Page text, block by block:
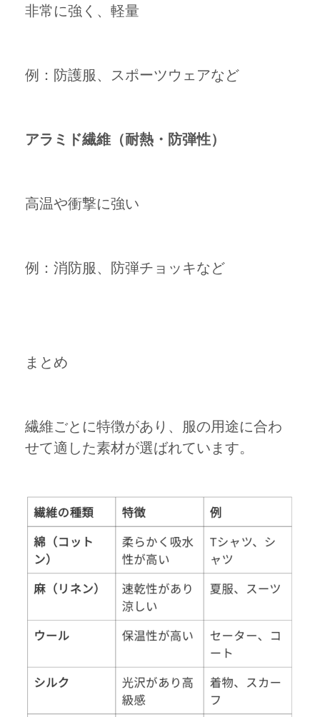
非常に強く、軽量
例：防護服、スポーツウェアなど
アラミド繊維（耐熱・防弾性）
高温や衝撃に強い
例：消防服、防弾チョッキなど
まとめ
繊維ごとに特徴があり、服の用途に合わ
せて適した素材が選ばれています。